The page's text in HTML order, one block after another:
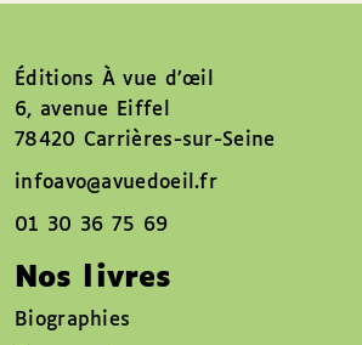
Éditions À vue d’œil
6, avenue Eiffel
78420 Carrières-sur-Seine
infoavo@avuedoeil.fr
01 30 36 75 69
Nos livres
Biographies